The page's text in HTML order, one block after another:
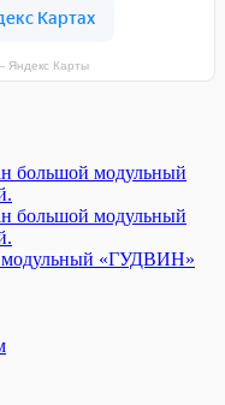
Яндекс Карты
модульный «ГУДВИН»